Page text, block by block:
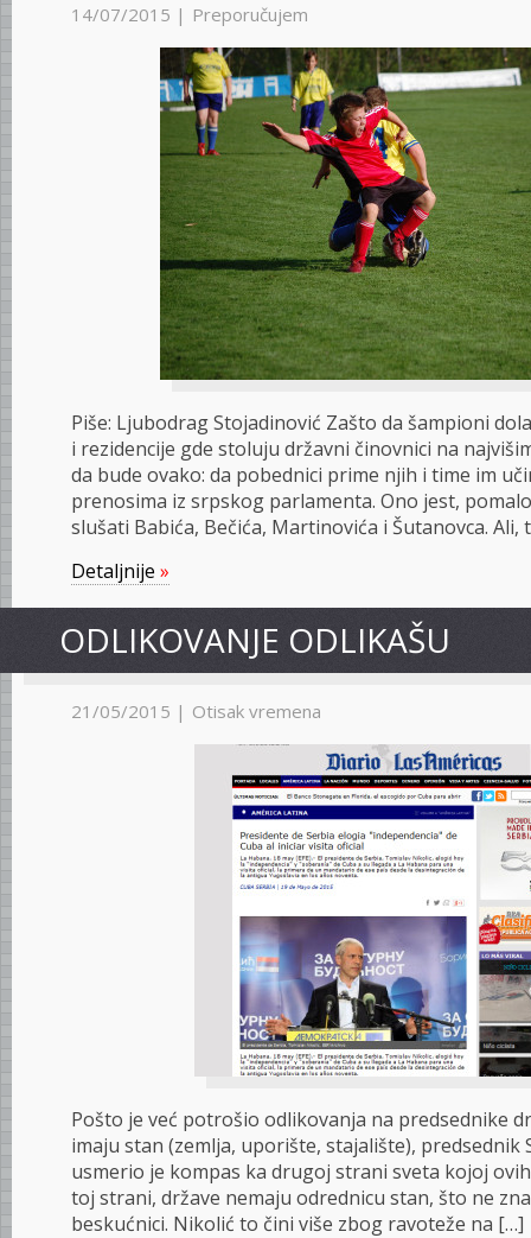
14/07/2015 | Preporučujem
Piše: Ljubodrag Stojadinović Zašto da šampioni
i rezidencije gde stoluju državni činovnici na
da bude ovako: da pobednici prime njih i time im
prenosima iz srpskog parlamenta. Ono jest,
slušati Babića, Bečića, Martinovića i Šutanovca. Ali,
Detaljnije »
ODLIKOVANJE ODLIKAŠU
21/05/2015 | Otisak vremena
Pošto je već potrošio odlikovanja na predsednike
imaju stan (zemlja, uporište, stajalište), predsednik
usmerio je kompas ka drugoj strani sveta kojoj
toj strani, države nemaju odrednicu stan, što ne
beskućnici. Nikolić to čini više zbog ravoteže na […]